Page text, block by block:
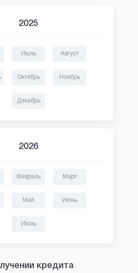
2025
Июль Август
Октябрь Ноябрь
Декабрь
2026
Февраль Март
Май Июнь
Июль
кредита